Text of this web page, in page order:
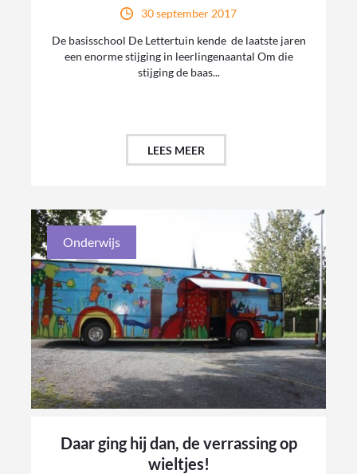
30 september 2017
De basisschool De Lettertuin kende de laatste jaren
een enorme stijging in leerlingenaantal Om die
stijging de baas...
LEES MEER
Onderwijs
Daar ging hij dan, de verrassing op
wieltjes!